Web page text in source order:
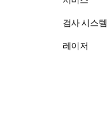
검사 시스템
레이저